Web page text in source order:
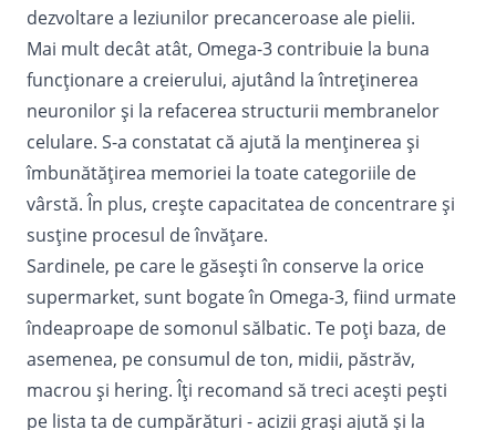
dezvoltare a leziunilor precanceroase ale pielii.
Mai mult decât atât, Omega-3 contribuie la buna
funcționare a creierului, ajutând la întreținerea
neuronilor şi la refacerea structurii membranelor
celulare. S-a constatat că ajută la menținerea și
îmbunătățirea memoriei la toate categoriile de
vârstă. În plus, crește capacitatea de concentrare și
susține procesul de învățare.
Sardinele, pe care le găsești în conserve la orice
supermarket, sunt bogate în Omega-3, fiind urmate
îndeaproape de somonul sălbatic. Te poți baza, de
asemenea, pe consumul de ton, midii, păstrăv,
macrou şi hering. Îți recomand să treci acești pești
pe lista ta de cumpărături - acizii grași ajută și la